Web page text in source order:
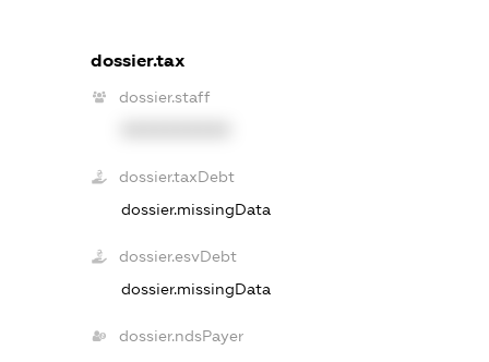
dossier.tax
dossier.staff
dossier.taxDebt
dossier.missingData
dossier.esvDebt
dossier.missingData
dossier.ndsPayer